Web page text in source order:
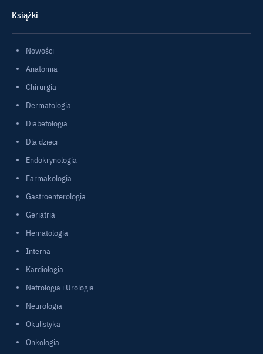
Książki
Nowości
Anatomia
Chirurgia
Dermatologia
Diabetologia
Dla dzieci
Endokrynologia
Farmakologia
Gastroenterologia
Geriatria
Hematologia
Interna
Kardiologia
Nefrologia i Urologia
Neurologia
Okulistyka
Onkologia